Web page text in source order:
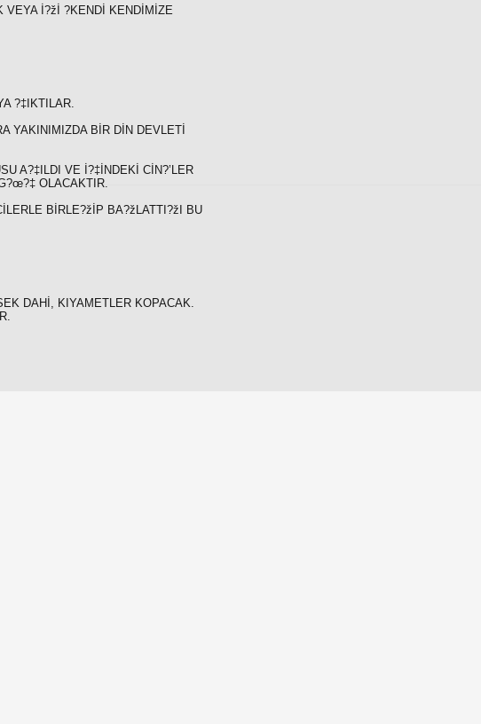
VEYA İ?žİ ?KENDİ KENDİMİZE
?‡IKTILAR.
YAKINIMIZDA BİR DİN DEVLETİ
A?‡ILDI VE İ?‡İNDEKİ CİN?’LER
OLACAKTIR.
BİRLE?žİP BA?žLATTI?žI BU
DAHİ, KIYAMETLER KOPACAK.